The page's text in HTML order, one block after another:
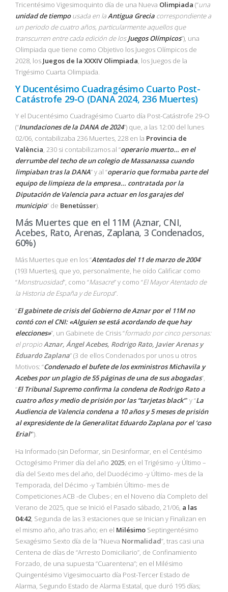
Tricentésimo Vigesimoquinto día de una Nueva Olimpiada (“una
unidad de tiempousada en laAntigua Grecia correspondiente a
un periodo de cuatro años, particularmente aquellos que
transcurren entre cada edición de losJuegos Olímpicos”), una
Olimpiada que tiene como Objetivo los Juegos Olímpicos de
2028, los Juegos de la XXXIV Olimpiada, los Juegos de la
Trigésimo Cuarta Olimpiada.
Y Ducentésimo Cuadragésimo Cuarto Post-
Catástrofe 29-O (DANA 2024, 236 Muertes)
Y el Ducentésimo Cuadragésimo Cuarto día Post-Catástrofe 29-O
(“Inundaciones de la DANA de 2024”) que, a las 12:00 del lunes
02/06, contabilizaba 236 Muertes, 228 en la Provincia de
València, 230 si contabilizamos al “operario muerto… en el
derrumbe del techo de un colegio de Massanassa cuando
limpiaban tras la DANA” y al “operario que formaba parte del
equipo de limpieza de la empresa… contratada por la
Diputación de Valencia para actuar en los garajes del
municipio” de Benetússer).
Más Muertes que en el 11M (Aznar, CNI,
Acebes, Rato, Arenas, Zaplana, 3 Condenados,
60%)
Más Muertes que en los “Atentados del 11 de marzo de 2004”
(193 Muertes), que yo, personalmente, he oído Calificar como
“Monstruosidad”, como “Masacre” y como “El Mayor Atentado de
la Historia de España y de Europa”.
“El gabinete de crisis del Gobierno de Aznar por el 11M no
contó con el CNI: «Alguien se está acordando de que hay
elecciones»”, un Gabinete de Crisis “formado por cinco personas:
el propioAznar, Ángel Acebes, Rodrigo Rato, Javier Arenas y
Eduardo Zaplana” (3 de ellos Condenados por unos u otros
Motivos: “Condenado el bufete de los exministros Michavila y
Acebes por un plagio de 55 páginas de una de sus abogadas”,
“El Tribunal Supremo confirma la condena de Rodrigo Rato a
cuatro años y medio de prisión por las “tarjetas black”” y “La
Audiencia de Valencia condena a 10 años y 5 meses de prisión
al expresidente de la Generalitat Eduardo Zaplana por el ‘caso
Erial’”).
Ha Informado (sin Deformar, sin Desinformar, en el Centésimo
Octogésimo Primer día del año 2025; en el Trigésimo -y Último –
día del Sexto mes del año, del Duodécimo -y Último- mes de la
Temporada, del Décimo -y También Último- mes de
Competiciones ACB -de Clubes-; en el Noveno día Completo del
Verano de 2025, que se Inició el Pasado sábado, 21/06, a las
04:42, Segunda de las 3 estaciones que se Inician y Finalizan en
el mismo año, año tras año; en el Milésimo Septingentésimo
Sexagésimo Sexto día de la “Nueva Normalidad”, tras casi una
Centena de días de “Arresto Domiciliario”, de Confinamiento
Forzado, de una supuesta “Cuarentena”; en el Milésimo
Quingentésimo Vigesimocuarto día Post-Tercer Estado de
Alarma, Segundo Estado de Alarma Estatal, que duró 195 días;